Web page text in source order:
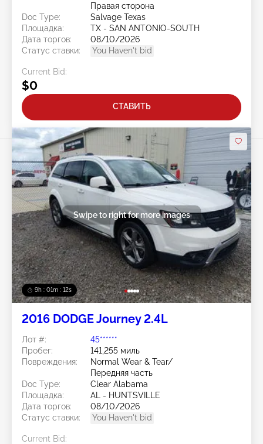
Правая сторона
Doc Type:
Salvage Texas
Площадка:
TX - SAN ANTONIO-SOUTH
Дата торгов:
08/10/2026
Статус ставки:
You Haven't bid
Current Bid:
$0
СТАВИТЬ
9h : 01m : 09s
Swipe to right for more images
2016 DODGE Journey 2.4L
Лот #:
45******
Пробег:
141,255 миль
Повреждения:
Normal Wear & Tear/
Передняя часть
Doc Type:
Clear Alabama
Площадка:
AL - HUNTSVILLE
Дата торгов:
08/10/2026
Статус ставки:
You Haven't bid
Current Bid: